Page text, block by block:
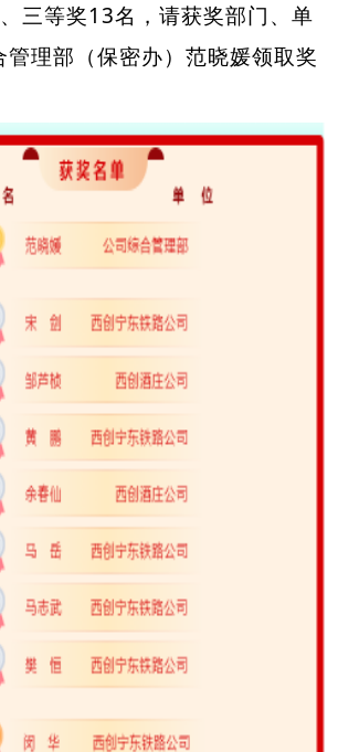
三等奖13名，请获奖部门、单
理部（保密办）范晓媛领取奖